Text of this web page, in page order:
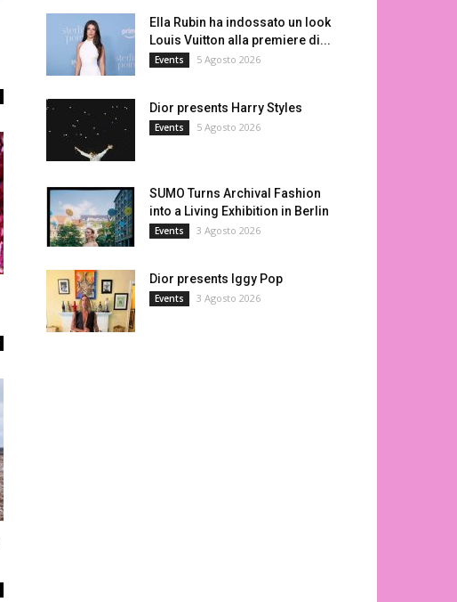
Ella Rubin ha indossato un look
Louis Vuitton alla premiere di...
Events 5 Agosto 2026
Dior presents Harry Styles
Events 5 Agosto 2026
SUMO Turns Archival Fashion
into a Living Exhibition in Berlin
Events 3 Agosto 2026
Dior presents Iggy Pop
Events 3 Agosto 2026